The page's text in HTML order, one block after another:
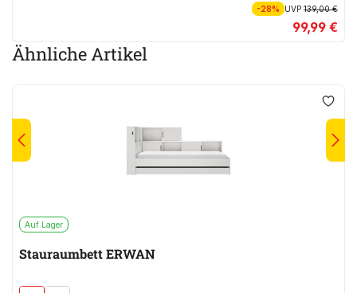
-28% UVP139,00 €
99,99 €
Ähnliche Artikel
Auf Lager
Stauraumbett ERWAN